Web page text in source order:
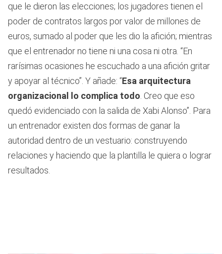
que le dieron las elecciones; los jugadores tienen el
poder de contratos largos por valor de millones de
euros, sumado al poder que les dio la afición; mientras
que el entrenador no tiene ni una cosa ni otra. “En
rarísimas ocasiones he escuchado a una afición gritar
y apoyar al técnico”. Y añade: “Esa arquitectura
organizacional lo complica todo . Creo que eso
quedó evidenciado con la salida de Xabi Alonso”. Para
un entrenador existen dos formas de ganar la
autoridad dentro de un vestuario: construyendo
relaciones y haciendo que la plantilla le quiera o lograr
resultados.